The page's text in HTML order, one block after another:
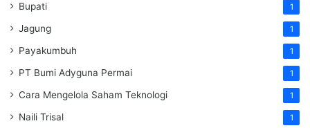
Bupati 1
Jagung 1
Payakumbuh 1
PT Bumi Adyguna Permai 1
Cara Mengelola Saham Teknologi 1
Naili Trisal 1